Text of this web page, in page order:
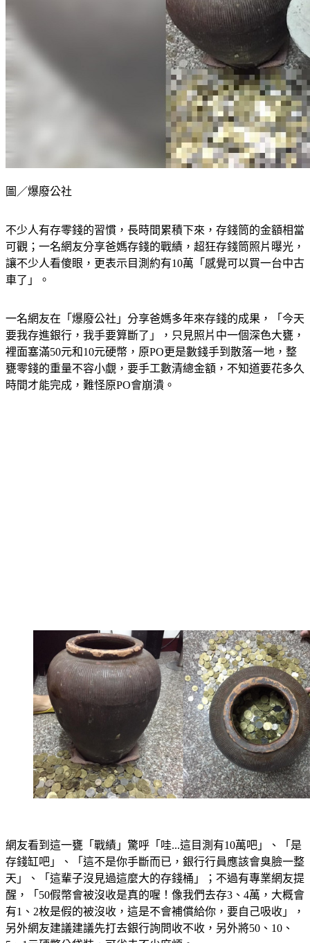
不少人有存零錢的習慣，長時間累積下來，存錢筒的金額相當
可觀；一名網友分享爸媽存錢的戰績，超狂存錢筒照片曝光，
讓不少人看傻眼，更表示目測約有10萬「感覺可以買一台中古
一名網友在「爆廢公社」分享爸媽多年來存錢的成果，「今天
要我存進銀行，我手要算斷了」，只見照片中一個深色大甕，
裡面塞滿50元和10元硬幣，原PO更是數錢手到散落一地，整
甕零錢的重量不容小覷，要手工數清總金額，不知道要花多久
網友看到這一甕「戰績」驚呼「哇...這目測有10萬吧」、「是
存錢缸吧」、「這不是你手斷而已，銀行行員應該會臭臉一整
天」、「這輩子沒見過這麼大的存錢桶」；不過有專業網友提
醒，「50假幣會被沒收是真的喔！像我們去存3、4萬，大概會
有1、2枚是假的被沒收，這是不會補償給你，要自己吸收」，